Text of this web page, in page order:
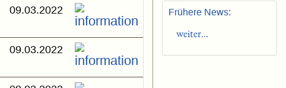
09.03.2022
09.03.2022
Frühere News:
weiter...